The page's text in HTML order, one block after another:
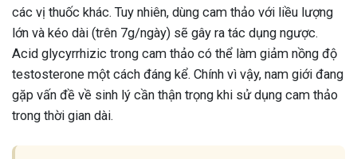
các vị thuốc khác. Tuy nhiên, dùng cam thảo với liều lượng
lớn và kéo dài (trên 7g/ngày) sẽ gây ra tác dụng ngược.
Acid glycyrrhizic trong cam thảo có thể làm giảm nồng độ
testosterone một cách đáng kể. Chính vì vậy, nam giới đang
gặp vấn đề về sinh lý cần thận trọng khi sử dụng cam thảo
trong thời gian dài.